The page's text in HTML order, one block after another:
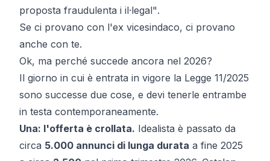
proposta fraudulenta i il·legal".
Se ci provano con l'ex vicesindaco, ci provano
anche con te.
Ok, ma perché succede ancora nel 2026?
Il giorno in cui è entrata in vigore la Legge 11/2025
sono successe due cose, e devi tenerle entrambe
in testa contemporaneamente.
Una: l'offerta è crollata. Idealista è passato da
circa 5.000 annunci di lunga durata a fine 2025